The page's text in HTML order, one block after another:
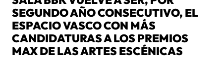
SEGUNDO AÑO CONSECUTIVO, EL
ESPACIO VASCO CON MÁS
CANDIDATURAS A LOS PREMIOS
MAX DE LAS ARTES ESCÉNICAS